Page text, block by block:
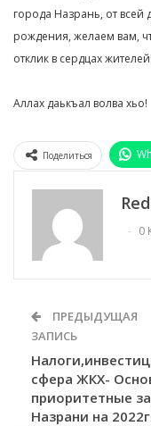
города Назрань, от
рождения, желаем вам,
отклик в сердцах жителей!
Аллах даькъал волва хьо!
Поделиться
0
ПРЕДЫДУЩАЯ
ЗАПИСЬ
сфера ЖКХ-
приоритетные
Назрани на